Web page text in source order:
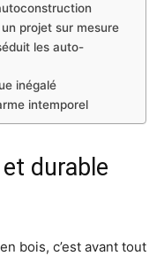
projet sur mesure
les auto-
inégalé
intemporel
durable
bois, c’est avant tout